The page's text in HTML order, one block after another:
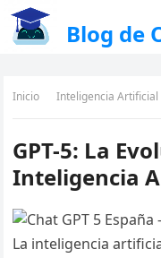
Blog de
Inicio Inteligencia Artificial
GPT-5: La
Inteligencia
La inteligencia